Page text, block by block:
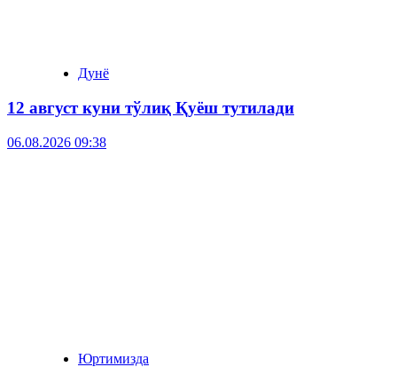
Дунё
12 август куни тўлиқ Қуёш тутилади
06.08.2026 09:38
Юртимизда